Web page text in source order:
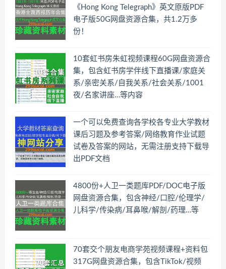
《Hong Kong Telegraph》英文原版PDF
电子版50G网盘资源合集，共1.2万多
份！
10套虹书房朱虹视频课程60G网盘资源合
集，包含虹书房学伴线下直播课/家庭关
系/亲密关系/自我关系/社会关系/1001
夜/名家讲座…等内容
一个可以免费查询各学校各专业大学教材
课后习题及参考答案/网络教育作业试题
试卷及答案的网站，无需注册支持下载导
出PDF文档
4800份+人卫一类题库PDF/DOC电子版
网盘资源合集，包含神经/口腔/伦理学/
儿科学/传染病/耳鼻喉/解剖/药理…等
70套交个朋友电商学苑视频课程+资料包
317G网盘资源合集，包含TikTok/视频